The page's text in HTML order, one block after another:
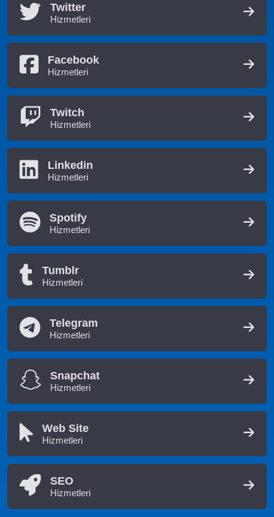
Twitter
Hizmetleri
Facebook
Hizmetleri
Twitch
Hizmetleri
Linkedin
Hizmetleri
Spotify
Hizmetleri
Tumblr
Hizmetleri
Telegram
Hizmetleri
Snapchat
Hizmetleri
Web Site
Hizmetleri
SEO
Hizmetleri